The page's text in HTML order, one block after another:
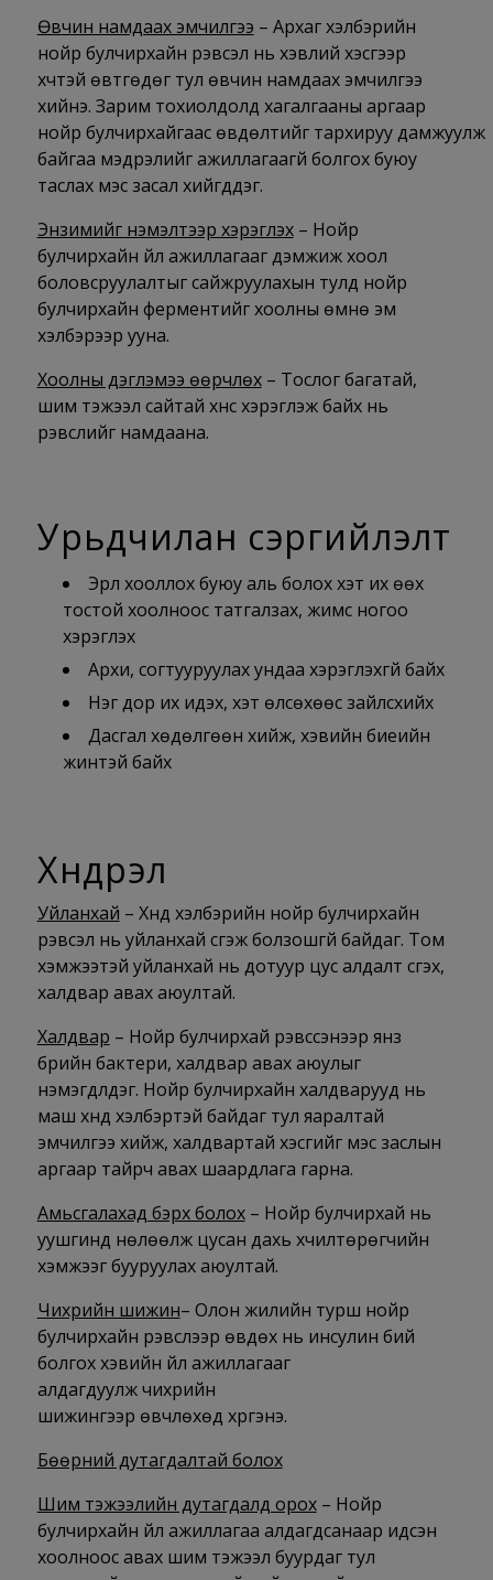
Өвчин намдаах эмчилгээ – Архаг хэлбэрийн
нойр булчирхайн үрэвсэл нь хэвлий хэсгээр
хүчтэй өвтгөдөг тул өвчин намдаах эмчилгээ
хийнэ. Зарим тохиолдолд хагалгааны аргаар
нойр булчирхайгаас өвдөлтийг тархируу дамжуулж
байгаа мэдрэлийг ажиллагаагүй болгох буюу
таслах мэс засал хийгддэг.
Энзимийг нэмэлтээр хэрэглэх– Нойр
булчирхайн үйл ажиллагааг дэмжиж хоол
боловсруулалтыг сайжруулахын тулд нойр
булчирхайн ферментийг хоолны өмнө эм
хэлбэрээр ууна.
Хоолны дэглэмээ өөрчлөх– Тослог багатай,
шим тэжээл сайтай хүнс хэрэглэж байх нь
үрэвслийг намдаана.
Урьдчилан сэргийлэлт
Эрүүл хооллох буюу аль болох хэт их өөх
тостой хоолноос татгалзах, жимс ногоо
хэрэглэх
Архи, согтууруулах ундаа хэрэглэхгүй байх
Нэг дор их идэх, хэт өлсөхөөс зайлсхийх
Дасгал хөдөлгөөн хийж, хэвийн биеийн
жинтэй байх
Хүндрэл
Уйланхай – Хүнд хэлбэрийн нойр булчирхайн
үрэвсэл нь уйланхай үүсгэж болзошгүй байдаг. Том
хэмжээтэй уйланхай нь дотуур цус алдалт үүсгэх,
халдвар авах аюултай.
Халдвар – Нойр булчирхай үрэвссэнээр янз
бүрийн бактери, халдвар авах аюулыг
нэмэгдүүлдэг. Нойр булчирхайн халдварууд нь
маш хүнд хэлбэртэй байдаг тул яаралтай
эмчилгээ хийж, халдвартай хэсгийг мэс заслын
аргаар тайрч авах шаардлага гарна.
Амьсгалахад бэрх болох– Нойр булчирхай нь
уушгинд нөлөөлж цусан дахь хүчилтөрөгчийн
хэмжээг бууруулах аюултай.
Чихрийн шижин– Олон жилийн турш нойр
булчирхайн үрэвслээр өвдөх нь инсулин бий
болгох хэвийн үйл ажиллагааг
алдагдуулж чихрийн
шижингээр өвчлөхөд хүргэнэ.
Бөөрний дутагдалтай болох
Шим тэжээлийн дутагдалд орох– Нойр
булчирхайн үйл ажиллагаа алдагдсанаар идсэн
хоолноос авах шим тэжээл буурдаг тул